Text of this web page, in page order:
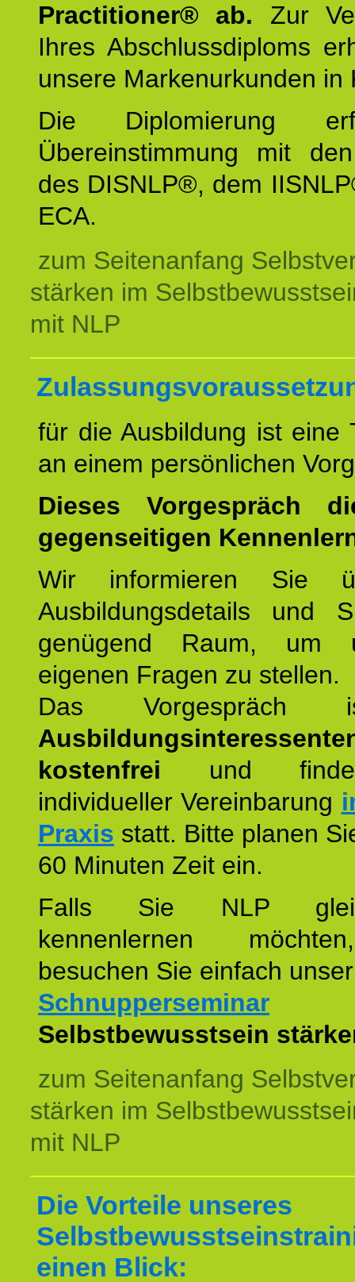
Practitioner® ab. Zur
Ihres Abschlussdiploms
unsere Markenurkunden in
Die Diplomierung
Übereinstimmung mit
des DISNLP®, dem
ECA.
zum Seitenanfang
stärken im
mit NLP
für die Ausbildung ist eine
an einem persönlichen
Dieses Vorgespräch
gegenseitigen
Wir informieren Sie
Ausbildungsdetails und
genügend Raum, um
eigenen Fragen zu stellen.
Das
kostenfrei und
individueller Vereinbarung
Praxis statt. Bitte planen
60 Minuten Zeit ein.
Falls Sie NLP
kennenlernen
besuchen Sie einfach unser
Schnupperseminar
Selbstbewusstsein
zum Seitenanfang
stärken im
mit NLP
Die Vorteile unseres
einen Blick: